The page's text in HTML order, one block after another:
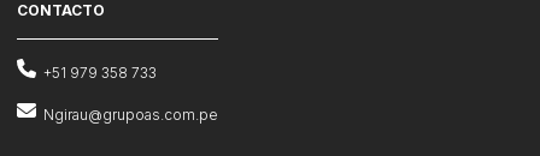
CONTACTO
+51 979 358 733
Ngirau@grupoas.com.pe